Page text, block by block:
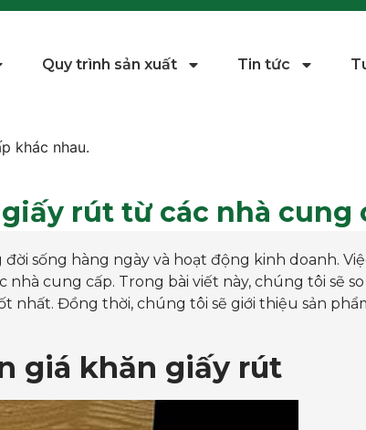
Quy trình sản xuất Tin tức
khác nhau.
rút từ các nhà cung
sống hàng ngày và hoạt động kinh doanh.
cung cấp. Trong bài viết này, chúng tôi sẽ
Đồng thời, chúng tôi sẽ giới thiệu sản
giá khăn giấy rút